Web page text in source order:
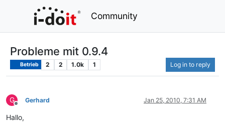
Community
Probleme mit 0.9.4
Betrieb 2 2 1.0k 1 Log in to reply
G
Offline
Gerhard Jan 25, 2010, 7:31 AM
Hallo,